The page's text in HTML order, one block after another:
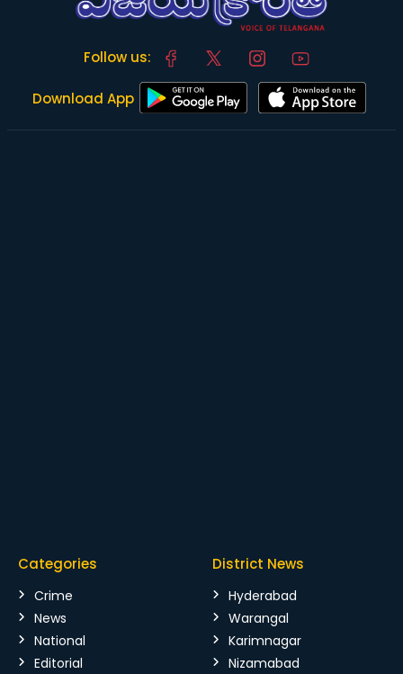
Follow us:
Download App
Categories
Crime
News
National
Editorial
District News
Hyderabad
Warangal
Karimnagar
Nizamabad